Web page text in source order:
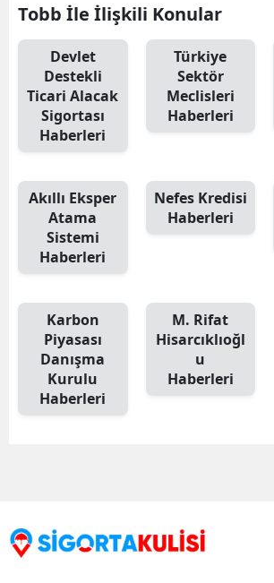
Tobb İle İlişkili Konular
Devlet
Destekli
Ticari Alacak
Sigortası
Haberleri
Türkiye
Sektör
Meclisleri
Haberleri
Akıllı Eksper
Atama
Sistemi
Haberleri
Nefes Kredisi
Haberleri
Karbon
Piyasası
Danışma
Kurulu
Haberleri
M. Rifat
Hisarcıklıoğl
u
Haberleri